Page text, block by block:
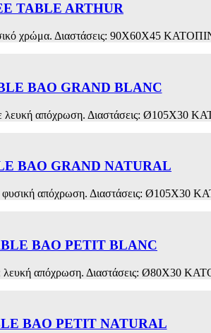
TABLE ARTHUR
χρώμα. Διαστάσεις: 90Χ60Χ45
BAO GRAND BLANC
λευκή απόχρωση. Διαστάσεις:
BAO GRAND NATURAL
φυσική απόχρωση. Διαστάσεις:
BAO PETIT BLANC
λευκή απόχρωση. Διαστάσεις: Ø80Χ30
BAO PETIT NATURAL